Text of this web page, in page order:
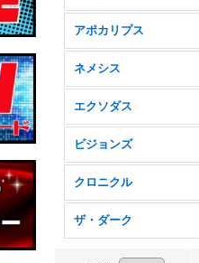
アポカリプス
ネメシス
エクソダス
ビジョンズ
クロニクル
ザ・ダーク